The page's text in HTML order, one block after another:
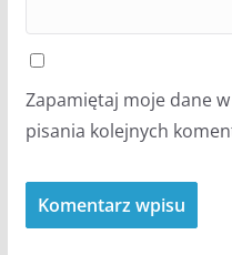
Zapamiętaj moje dane
pisania kolejnych